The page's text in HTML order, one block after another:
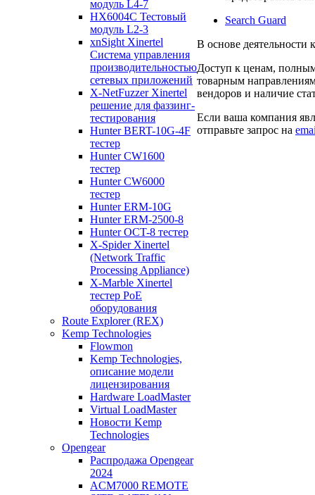
модуль L4-7
HX6004C Тестовый
модуль L2-3
xnSight Xinertel
Система управления
производительностью
сетевых приложений
X-NetFuzzer Xinertel
решение для фаззинг-
тестирования
Hunter BERT-10G-4F
тестер
Hunter CW1600
тестер
Hunter CW6000
тестер
Hunter ERM-10G
Hunter ERM-2500-8
Hunter OCT-8 тестер
X-Spider Xinertel
(Network Traffic
Processing Appliance)
X-Marble Xinertel
тестер PoE
оборудования
Route Explorer (REX)
Kemp Technologies
Flowmon
Kemp Technologies,
описание модели
лицензирования
Hardware LoadMaster
Virtual LoadMaster
Новости Kemp
Technologies
Opengear
Распродажа Opengear
2024
ACM7000 REMOTE
Search Guard
В основе деятельности
Доступ к ценам,
товарным
вендоров и наличие
Если ваша компания
отправьте запрос на